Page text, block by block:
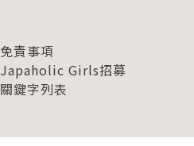
免責事項
Japaholic Girls招募
關鍵字列表